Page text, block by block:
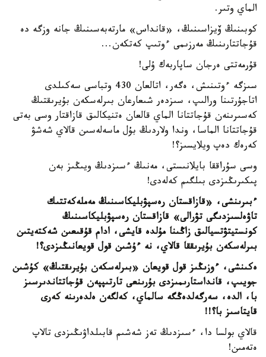
الماي وتىر.
كوبىنىڭ ۆيزاسىنىڭ، «قانداس» مارتەبەسىنىڭ جانە وزگە دە
قۇجاتتارىنىڭ مەرزىمى ءوتىپ كەتكەن...
قۇرمەتتى ەرجان ساپاربەك ۇلى!
سىزگە ءوتىنىش، ەگەر، اتالعان 430 وتباسى سەكىلدى
اتاجۇرتىنا ورالىپ، سىزدەر شىعارعان بىرلەسكەن بۇيرىقتىڭ
كەسىرىنەن قۇجاتتانا الماي قالعان ەتنيكالىق قازاقتار وسى بەتى
قۇجاتتانا الماسا، وندا ولاردىڭ بۇل ماسەلەسىن قالاي شەشۋ
كەرەك دەپ ويلايسىز؟!
وسى سۇراققا بايلانىستى، مەنىڭ ءسىزدىڭ ويىڭىز بەن
پىكىرىڭىزدى بىلگىم كەلەدى!
ءبىرىنشى، «قازاقستان رەسپۋبليكاسىنىڭ مەملەكەتتىك
تاۋەلسىزدىگى تۋرالى» قازاقستان رەسپۋبليكاسىنىڭ
كونستيتۋتسيالىق زاڭىنا مۇلدە قايشى، ادام قۇقىعىن شەكتەيتىن
بىرلەسكەن بۇيرىققا قالاي، نە ءۇشىن قول قويعانىڭىزدى؟!
ەكىنشى، ءوزىڭىز قول قويعان «بىرلەسكەن بۇيرىقتىڭ» كۇشىن
جويىپ، قانداستارىمىزدى بۇرىنعى تارتىپپەن قۇجاتتاندىرسىز
با، الدە، سەرگەلدەڭگە سالماي، كەلگەن ەلدەرىنە كەرى
قايتاسىز با؟!!
قالاي بولسا دا، ءسىزدىڭ تەز شەشىم قابىلداۋىڭىزدى تالاپ
ەتەمىن!